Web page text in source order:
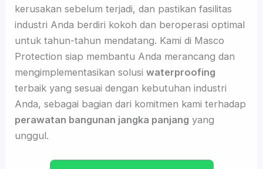
kerusakan sebelum terjadi, dan pastikan fasilitas
industri Anda berdiri kokoh dan beroperasi optimal
untuk tahun-tahun mendatang. Kami di Masco
Protection siap membantu Anda merancang dan
mengimplementasikan solusiwaterproofing
terbaik yang sesuai dengan kebutuhan industri
Anda, sebagai bagian dari komitmen kami terhadap
perawatan bangunan jangka panjang yang
unggul.